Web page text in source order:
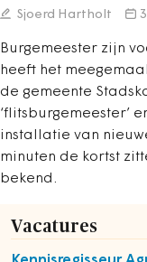
Sjoerd Hartholt
Burgemeester zijn
heeft het
de gemeente
‘flitsburgemeester’
installatie van
minuten de kortst
bekend.
Vacatures